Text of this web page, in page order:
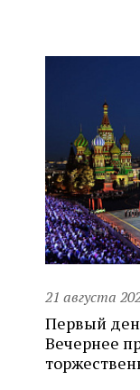
21 августа
Первый
Вечернее